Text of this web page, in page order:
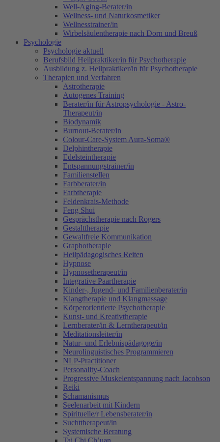
Well-Aging-Berater/in
Wellness- und Naturkosmetiker
Wellnesstrainer/in
Wirbelsäulentherapie nach Dorn und Breuß
Psychologie
Psychologie aktuell
Berufsbild Heilpraktiker/in für Psychotherapie
Ausbildung z. Heilpraktiker/in für Psychotherapie
Therapien und Verfahren
Astrotherapie
Autogenes Training
Berater/in für Astropsychologie - Astro-
Therapeut/in
Biodynamik
Burnout-Berater/in
Colour-Care-System Aura-Soma®
Delphintherapie
Edelsteintherapie
Entspannungstrainer/in
Familienstellen
Farbberater/in
Farbtherapie
Feldenkrais-Methode
Feng Shui
Gesprächstherapie nach Rogers
Gestalttherapie
Gewaltfreie Kommunikation
Graphotherapie
Heilpädagogisches Reiten
Hypnose
Hypnosetherapeut/in
Integrative Paartherapie
Kinder-, Jugend- und Familienberater/in
Klangtherapie und Klangmassage
Körperorientierte Psychotherapie
Kunst- und Kreativtherapie
Lernberater/in & Lerntherapeut/in
Meditationsleiter/in
Natur- und Erlebnispädagoge/in
Neurolinguistisches Programmieren
NLP-Practitioner
Personality-Coach
Progressive Muskelentspannung nach Jacobson
Reiki
Schamanismus
Seelenarbeit mit Kindern
Spirituelle/r Lebensberater/in
Suchttherapeut/in
Systemische Beratung
Tai Chi Ch’uan